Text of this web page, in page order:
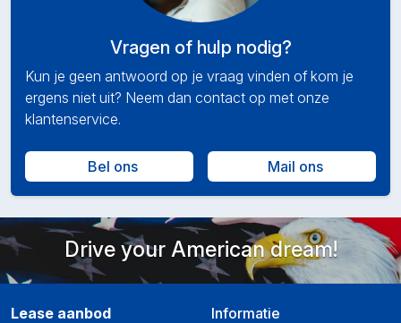
Vragen of hulp nodig?
Kun je geen antwoord op je vraag vinden of kom je
ergens niet uit? Neem dan contact op met onze
klantenservice.
Bel ons Mail ons
Drive your American dream!
Lease aanbod Informatie